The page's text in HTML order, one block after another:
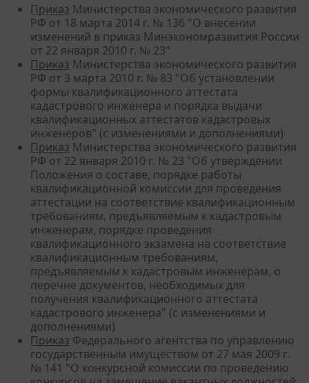
Приказ Министерства экономического развития
РФ от 18 марта 2014 г. № 136 "О внесении
изменений в приказ Минэкономразвития России
от 22 января 2010 г. № 23"
Приказ Министерства экономического развития
РФ от 3 марта 2010 г. № 83 "Об установлении
формы квалификационного аттестата
кадастрового инженера и порядка выдачи
квалификационных аттестатов кадастровых
инженеров" (с изменениями и дополнениями)
Приказ Министерства экономического развития
РФ от 22 января 2010 г. № 23 "Об утверждении
Положения о составе, порядке работы
квалификационной комиссии для проведения
аттестации на соответствие квалификационным
требованиям, предъявляемым к кадастровым
инженерам, порядке проведения
квалификационного экзамена на соответствие
квалификационным требованиям,
предъявляемым к кадастровым инженерам, о
перечне документов, необходимых для
получения квалификационного аттестата
кадастрового инженера" (с изменениями и
дополнениями)
Приказ Федерального агентства по управлению
государственным имуществом от 27 мая 2009 г.
№ 141 "О конкурсной комиссии по проведению